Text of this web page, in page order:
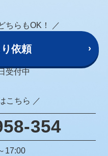
ちらもOK！ ／
依頼 ›
受付中
こちら ／
354
17:00